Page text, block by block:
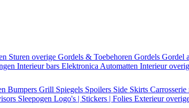
Sturen overige Gordels & Toebehoren Gordels Gordel
Interieur bars Elektronica Automatten Interieur
Bumpers Grill Spiegels Spoilers Side Skirts Carrosserie
Sleepogen Logo's | Stickers | Folies Exterieur